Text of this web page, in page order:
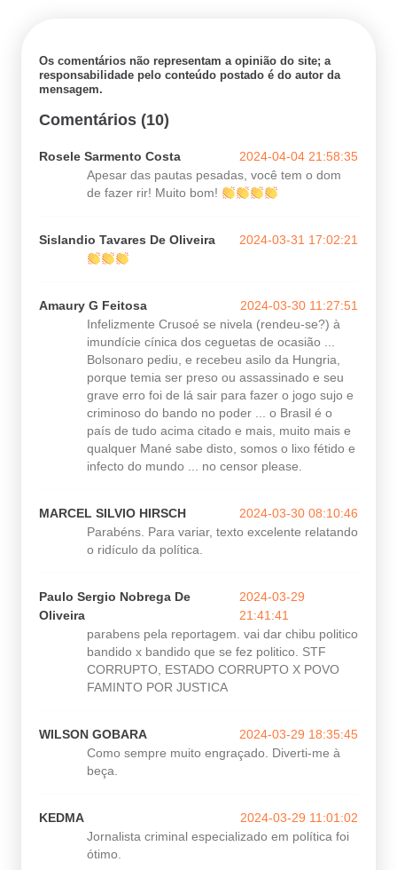
Os comentários não representam a opinião do site; a
responsabilidade pelo conteúdo postado é do autor da
mensagem.
Comentários (10)
Rosele Sarmento Costa
2024-04-04 21:58:35
Apesar das pautas pesadas, você tem o dom
de fazer rir! Muito bom!
Sislandio Tavares De Oliveira 2024-03-31 17:02:21
Amaury G Feitosa
2024-03-30 11:27:51
Infelizmente Crusoé se nivela (rendeu-se?) à
imundície cínica dos ceguetas de ocasião ...
Bolsonaro pediu, e recebeu asilo da Hungria,
porque temia ser preso ou assassinado e seu
grave erro foi de lá sair para fazer o jogo sujo e
criminoso do bando no poder ... o Brasil é o
país de tudo acima citado e mais, muito mais e
qualquer Mané sabe disto, somos o lixo fétido e
infecto do mundo ... no censor please.
MARCEL SILVIO HIRSCH
2024-03-30 08:10:46
Parabéns. Para variar, texto excelente relatando
o ridículo da política.
Paulo Sergio Nobrega De
Oliveira
2024-03-29
21:41:41
parabens pela reportagem. vai dar chibu politico
bandido x bandido que se fez politico. STF
CORRUPTO, ESTADO CORRUPTO X POVO
FAMINTO POR JUSTICA
WILSON GOBARA
2024-03-29 18:35:45
Como sempre muito engraçado. Diverti-me à
beça.
KEDMA
2024-03-29 11:01:02
Jornalista criminal especializado em política foi
ótimo.